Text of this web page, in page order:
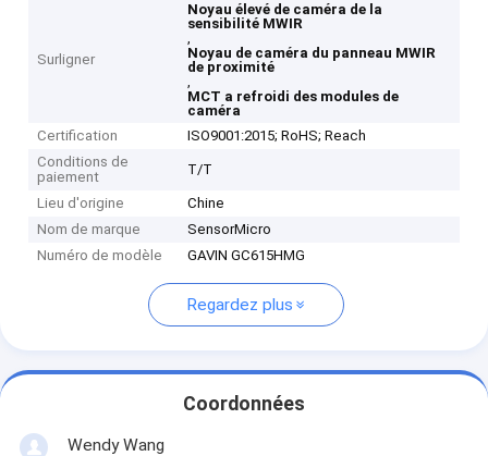
Surligner
Noyau élevé de caméra de la
sensibilité MWIR
,
Noyau de caméra du panneau MWIR
de proximité
,
MCT a refroidi des modules de
caméra
Certification
ISO9001:2015; RoHS; Reach
Conditions de
paiement
T/T
Lieu d'origine
Chine
Nom de marque
SensorMicro
Numéro de modèle
GAVIN GC615HMG
Regardez plus
Coordonnées
Wendy Wang